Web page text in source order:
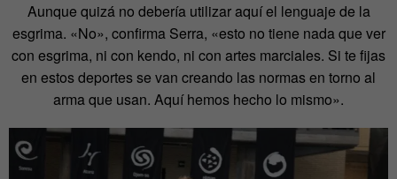
Aunque quizá no debería utilizar aquí el lenguaje de la
esgrima. «No», confirma Serra, «esto no tiene nada que ver
con esgrima, ni con kendo, ni con artes marciales. Si te fijas
en estos deportes se van creando las normas en torno al
arma que usan. Aquí hemos hecho lo mismo».